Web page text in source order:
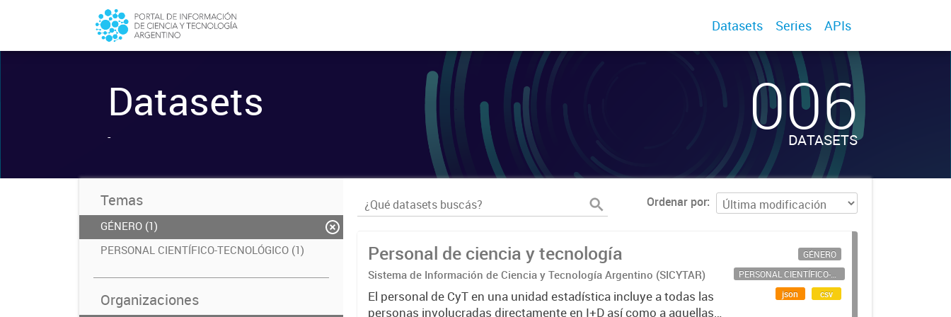
Datasets Series APIs
Datasets
- 006
DATASETS
Temas
GÉNERO (1)
PERSONAL CIENTÍFICO-TECNOLÓGICO (1)
Organizaciones
Ordenar por
Personal de ciencia y tecnología
Sistema de Información de Ciencia y Tecnología Argentino (SICYTAR)
El personal de CyT en una unidad estadística incluye a todas las
personas involucradas directamente en I+D así como a aquellas
GÉNERO
PERSONAL CIENTÍFICO-TECNOLÓGICO
json
csv